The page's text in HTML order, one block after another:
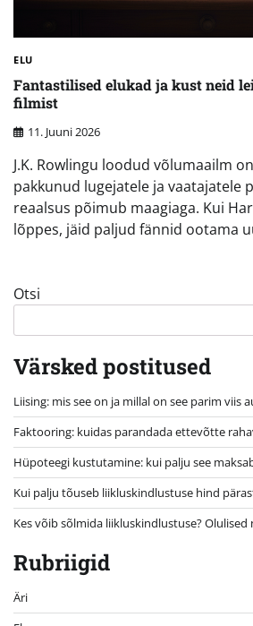
ELU
Fantastilised elukad ja kust neid
filmist
11. Juuni 2026
J.K. Rowlingu loodud võlumaailm
pakkunud lugejatele ja vaatajatele
reaalsus põimub maagiaga. Kui
lõppes, jäid paljud fännid ootama
Otsi
Värsked postitused
Liising: mis see on ja millal on see parim viis
Faktooring: kuidas parandada ettevõtte
Hüpoteegi kustutamine: kui palju see
Kui palju tõuseb liikluskindlustuse hind
Kes võib sõlmida liikluskindlustuse? Olulised
Rubriigid
Äri